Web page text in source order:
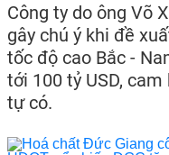
Công ty do ông Võ
gây chú ý khi đề
tốc độ cao Bắc -
tới 100 tỷ USD,
tự có.